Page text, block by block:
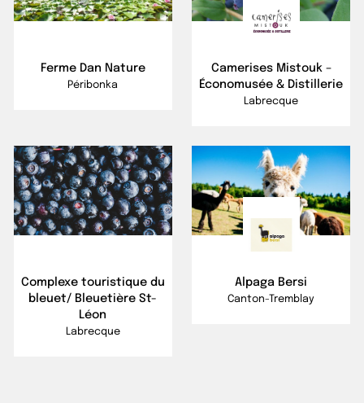
Ferme Dan Nature
Péribonka
Camerises Mistouk –
Économusée & Distillerie
Labrecque
Complexe touristique du
bleuet/ Bleuetière St-
Léon
Labrecque
Alpaga Bersi
Canton-Tremblay